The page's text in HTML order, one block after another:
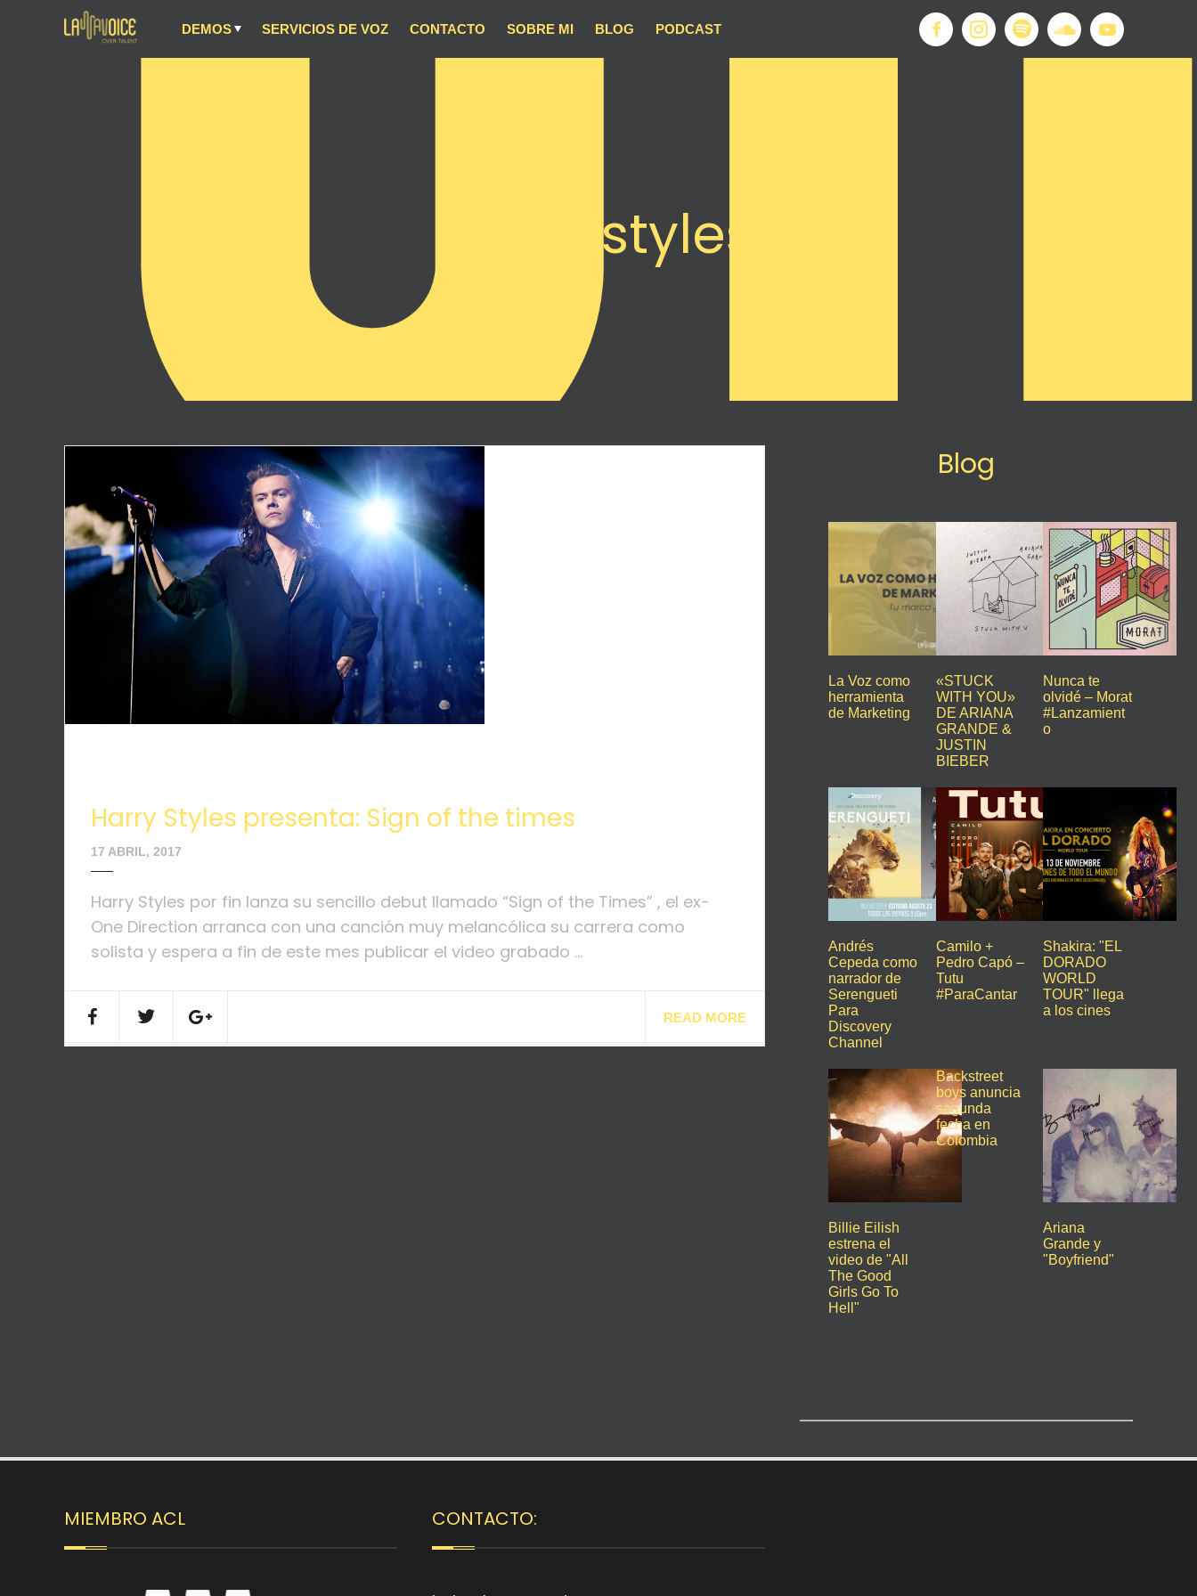
DEMOS SERVICIOS DE VOZ CONTACTO SOBRE MI BLOG PODCAST
harry styles
Harry Styles presenta: Sign of the times
17 ABRIL, 2017
Harry Styles por fin lanza su sencillo debut llamado “Sign of the Times” , el ex-
One Direction arranca con una canción muy melancólica su carrera como
solista y espera a fin de este mes publicar el video grabado ...
READ MORE
Blog
La Voz como
herramienta
de Marketing
«STUCK
WITH YOU»
DE ARIANA
GRANDE &
JUSTIN
BIEBER
Nunca te
olvidé – Morat
#Lanzamient
o
Andrés
Cepeda como
narrador de
Serengueti
Para
Discovery
Channel
Camilo +
Pedro Capó –
Tutu
#ParaCantar
Shakira: "EL
DORADO
WORLD
TOUR" llega
a los cines
Billie Eilish
estrena el
video de "All
The Good
Girls Go To
Hell"
Backstreet
boys anuncia
segunda
fecha en
Colombia
Ariana
Grande y
"Boyfriend"
MIEMBRO ACL CONTACTO: